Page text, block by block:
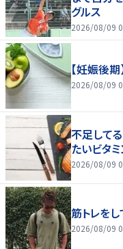
グルス
2026/08/09
【妊娠後
2026/08/09
不足して
たいビタミ
2026/08/09
筋トレを
2026/08/09